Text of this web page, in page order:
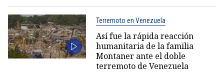
Terremoto en Venezuela
Así fue la rápida reacción
humanitaria de la familia
Montaner ante el doble
terremoto de Venezuela